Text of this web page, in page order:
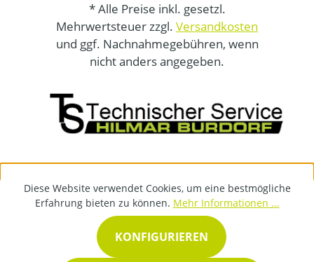
* Alle Preise inkl. gesetzl.
Mehrwertsteuer zzgl. Versandkosten
und ggf. Nachnahmegebühren, wenn
nicht anders angegeben.
Diese Website verwendet Cookies, um eine bestmögliche
Erfahrung bieten zu können. Mehr Informationen ...
KONFIGURIEREN